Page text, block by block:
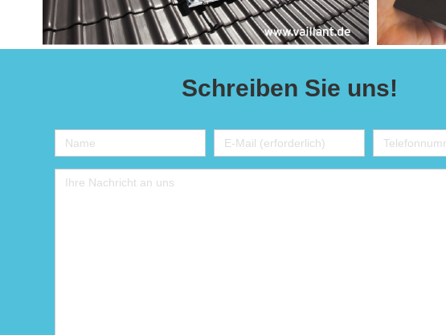
Schreiben Sie uns!
Full
Name
Email
Address
Telefonnummer